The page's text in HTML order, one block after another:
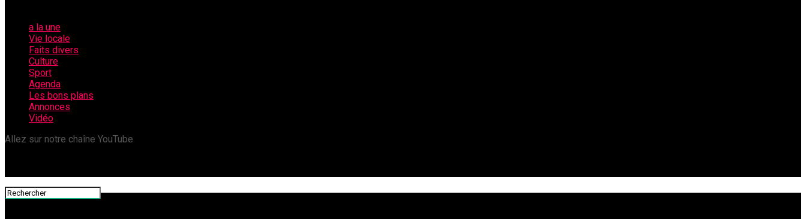
a la une
Vie locale
Faits divers
Culture
Sport
Agenda
Les bons plans
Annonces
Vidéo
Allez sur notre chaîne YouTube